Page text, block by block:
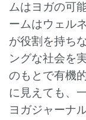
ムはヨガの可
ームはウェル
が役割を持ち
ングな社会を
のもとで有機
に見えても、
ヨガジャーナ